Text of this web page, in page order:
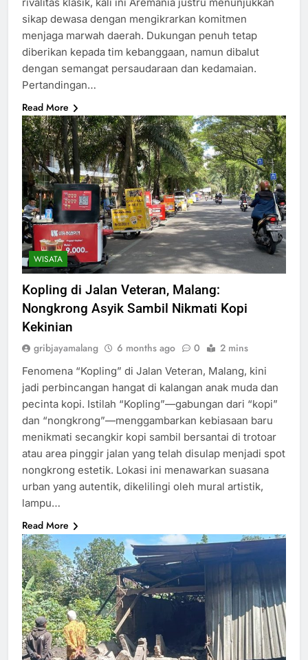
sikap dewasa dengan mengikrarkan komitmen
menjaga marwah daerah. Dukungan penuh tetap
diberikan kepada tim kebanggaan, namun dibalut
dengan semangat persaudaraan dan kedamaian.
Pertandingan…
Read More
WISATA
Kopling di Jalan Veteran, Malang:
Nongkrong Asyik Sambil Nikmati Kopi
Kekinian
gribjayamalang 6 months ago 0 2 mins
Fenomena “Kopling” di Jalan Veteran, Malang, kini
jadi perbincangan hangat di kalangan anak muda dan
pecinta kopi. Istilah “Kopling”—gabungan dari “kopi”
dan “nongkrong”—menggambarkan kebiasaan baru
menikmati secangkir kopi sambil bersantai di trotoar
atau area pinggir jalan yang telah disulap menjadi spot
nongkrong estetik. Lokasi ini menawarkan suasana
urban yang autentik, dikelilingi oleh mural artistik,
lampu…
Read More